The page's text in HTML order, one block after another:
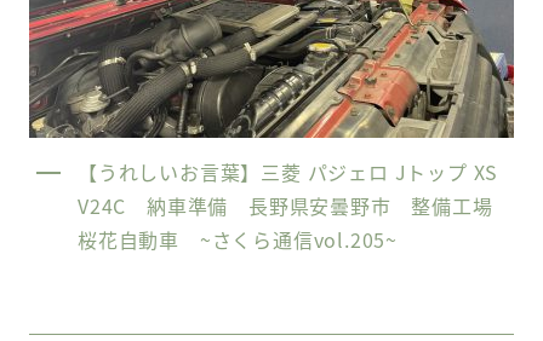
【うれしいお言葉】三菱 パジェロ Jトップ XS
V24C 納車準備 長野県安曇野市 整備工場
桜花自動車 ~さくら通信vol.205~